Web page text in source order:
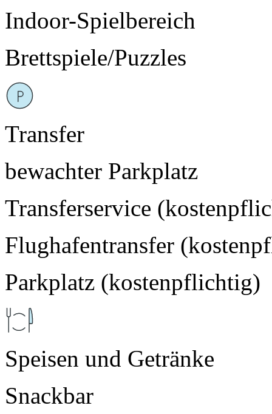
Indoor-Spielbereich
Brettspiele/Puzzles
Transfer
bewachter Parkplatz
Transferservice
Flughafentransfer
Parkplatz (kostenpflichtig)
Speisen und Getränke
Snackbar